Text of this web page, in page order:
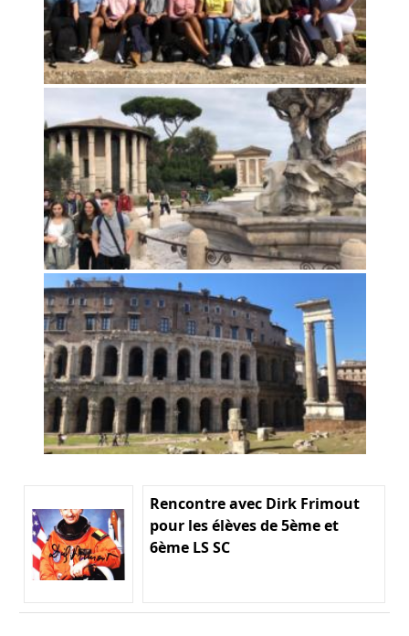
Rencontre avec Dirk Frimout
pour les élèves de 5ème et
6ème LS SC